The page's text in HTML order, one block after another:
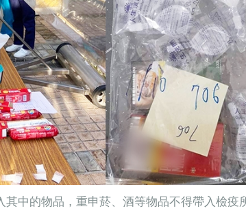
中的物品，重申菸、酒等物品不得帶入檢疫